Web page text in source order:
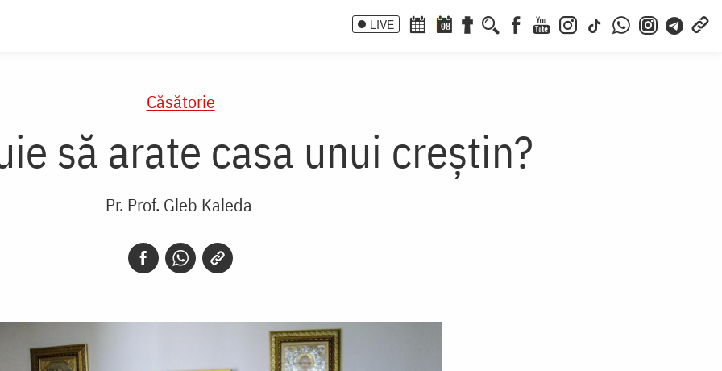
LIVE 08
Căsătorie
să arate casa unui creștin?
Pr. Prof. Gleb Kaleda